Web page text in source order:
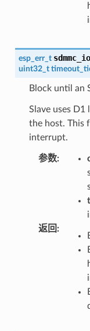
esp_err_t
uint32_t
Block until an
Slave uses
the host. This
interrupt.
参数:
返回 :